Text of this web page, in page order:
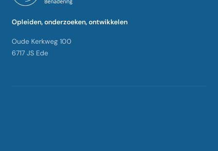
Opleiden, onderzoeken, ontwikkelen
Oude Kerkweg 100
6717 JS Ede